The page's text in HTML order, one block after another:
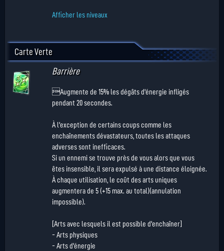
Afficher les niveaux
Carte Verte
Barrière
Augmente de 15% les dégâts d'énergie infligés
pendant 20 secondes.
À l'exception de certains coups comme les
enchaînements dévastateurs, toutes les attaques
adverses sont inefficaces.
Si un ennemi se trouve près de vous alors que vous
êtes insensible, il sera expulsé à une distance éloignée.
À chaque utilisation, le coût des arts uniques
augmentera de 5 (+15 max. au total)(annulation
impossible).
[Arts avec lesquels il est possible d'enchaîner]
- Arts physiques
- Arts d'énergie